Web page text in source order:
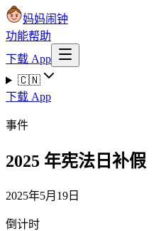
妈妈闹钟
功能帮助
下载 App
🇨🇳
下载 App
事件
2025 年宪法日补假
2025年5月19日
倒计时